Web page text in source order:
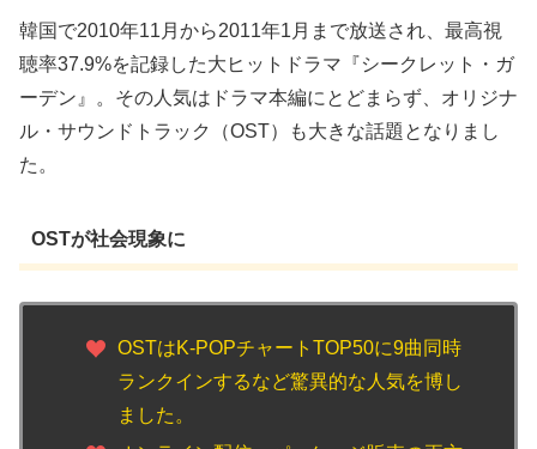
韓国で2010年11月から2011年1月まで放送され、最高視
聴率37.9%を記録した大ヒットドラマ『シークレット・ガ
ーデン』。その人気はドラマ本編にとどまらず、オリジナ
ル・サウンドトラック（OST）も大きな話題となりまし
た。
OSTが社会現象に
OSTはK-POPチャートTOP50に9曲同時
ランクインするなど驚異的な人気を博し
ました。